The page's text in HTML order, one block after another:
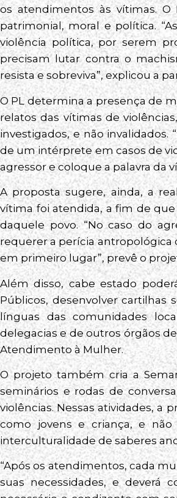
os atendimentos às vítimas. O
patrimonial, moral e política.
violência política, por serem
precisam lutar contra o
resista e sobreviva”, explicou a
O PL determina a presença de
relatos das vítimas de
investigados, e não invalidados.
de um intérprete em casos de
agressor e coloque a palavra da
A proposta sugere, ainda, a
vítima foi atendida, a fim de
daquele povo. “No caso do
requerer a perícia antropológica
em primeiro lugar”, prevê o
Além disso, cabe estado
Públicos, desenvolver cartilhas
línguas das comunidades
delegacias e de outros órgãos
Atendimento à Mulher.
O projeto também cria a
seminários e rodas de
violências. Nessas atividades, a
como jovens e criança, e não
interculturalidade de saberes
“Após os atendimentos, cada
suas necessidades, e deverá